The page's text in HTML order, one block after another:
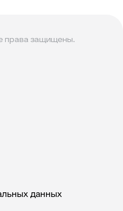
права защищены.
данных